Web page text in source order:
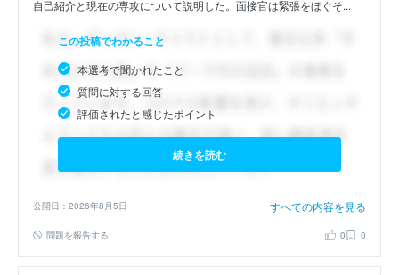
自己紹介と現在の専攻について説明した。面接官は緊張をほぐそ...
この投稿でわかること
本選考で聞かれたこと
質問に対する回答
評価されたと感じたポイント
続きを読む
公開日：2026年8月5日 すべての内容を見る
問題を報告する 0 0